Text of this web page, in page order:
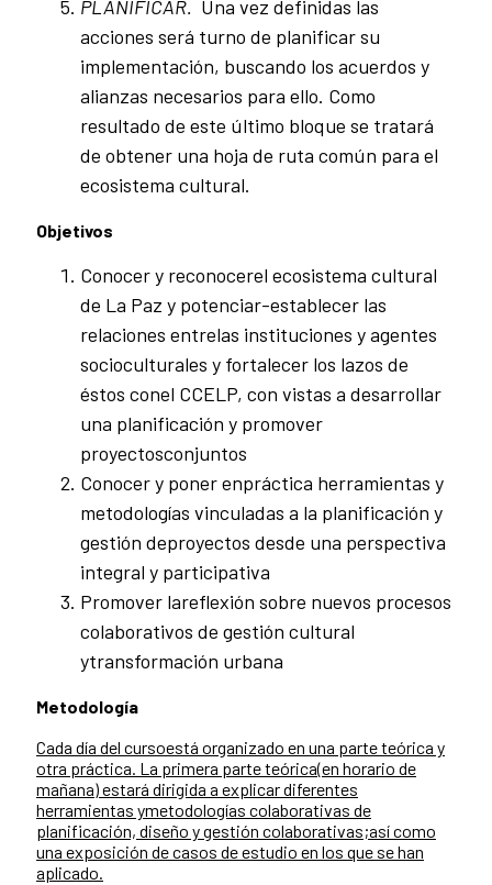
PLANIFICAR. Una vez definidas las
acciones será turno de planificar su
implementación, buscando los acuerdos y
alianzas necesarios para ello. Como
resultado de este último bloque se tratará
de obtener una hoja de ruta común para el
ecosistema cultural.
Objetivos
Conocer y reconocerel ecosistema cultural
de La Paz y potenciar-establecer las
relaciones entrelas instituciones y agentes
socioculturales y fortalecer los lazos de
éstos conel CCELP, con vistas a desarrollar
una planificación y promover
proyectosconjuntos
Conocer y poner enpráctica herramientas y
metodologías vinculadas a la planificación y
gestión deproyectos desde una perspectiva
integral y participativa
Promover lareflexión sobre nuevos procesos
colaborativos de gestión cultural
ytransformación urbana
Metodología
Cada día del cursoestá organizado en una parte teórica y
otra práctica. La primera parte teórica(en horario de
mañana) estará dirigida a explicar diferentes
herramientas ymetodologías colaborativas de
planificación, diseño y gestión colaborativas;así como
una exposición de casos de estudio en los que se han
aplicado.